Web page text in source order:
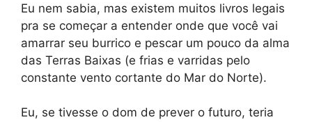
Eu nem sabia, mas existem muitos livros legais
pra se começar a entender onde que você vai
amarrar seu burrico e pescar um pouco da alma
das Terras Baixas (e frias e varridas pelo
constante vento cortante do Mar do Norte).
Eu, se tivesse o dom de prever o futuro, teria